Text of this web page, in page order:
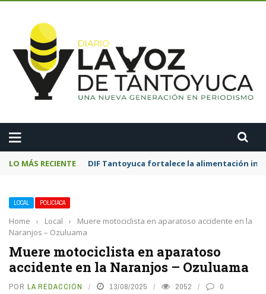
LO MÁS RECIENTE DIF Tantoyuca fortalece la alimentación
LOCAL POLICIACA
Home › Local ›
Muere motociclista en aparatoso accidente en la
Naranjos – Ozuluama
Muere motociclista en aparatoso
accidente en la Naranjos – Ozuluama
POR LA REDACCIÓN 13/08/2025 2052 0